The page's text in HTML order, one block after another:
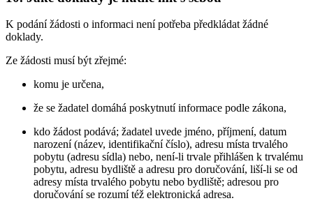
K podání žádosti o informaci není potřeba předkládat žádné
doklady.
Ze žádosti musí být zřejmé:
komu je určena,
že se žadatel domáhá poskytnutí informace podle zákona,
kdo žádost podává; žadatel uvede jméno, příjmení, datum
narození (název, identifikační číslo), adresu místa trvalého
pobytu (adresu sídla) nebo, není-li trvale přihlášen k trvalému
pobytu, adresu bydliště a adresu pro doručování, liší-li se od
adresy místa trvalého pobytu nebo bydliště; adresou pro
doručování se rozumí též elektronická adresa.